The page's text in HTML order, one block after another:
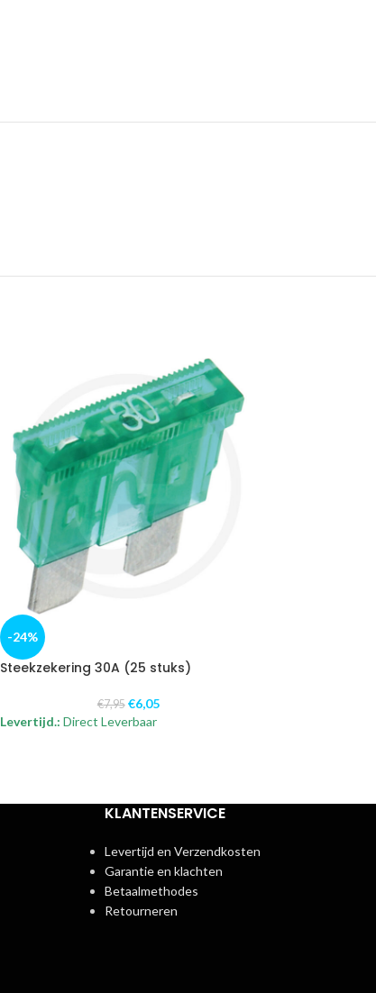
-24%
Steekzekering 30A (25 stuks)
€7,95 €6,05
Levertijd.: Direct Leverbaar
KLANTENSERVICE
Levertijd en Verzendkosten
Garantie en klachten
Betaalmethodes
Retourneren